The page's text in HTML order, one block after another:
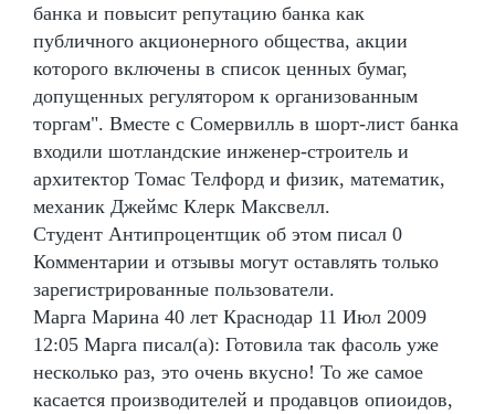
банка и повысит репутацию банка как
публичного акционерного общества, акции
которого включены в список ценных бумаг,
допущенных регулятором к организованным
торгам". Вместе с Сомервилль в шорт-лист банка
входили шотландские инженер-строитель и
архитектор Томас Телфорд и физик, математик,
механик Джеймс Клерк Максвелл.
Студент Антипроцентщик об этом писал 0
Комментарии и отзывы могут оставлять только
зарегистрированные пользователи.
Марга Марина 40 лет Краснодар 11 Июл 2009
12:05 Марга писал(а): Готовила так фасоль уже
несколько раз, это очень вкусно! То же самое
касается производителей и продавцов опиоидов,